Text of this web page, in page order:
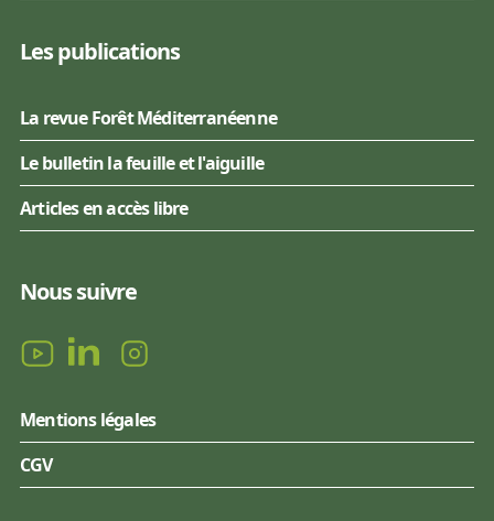
Les publications
La revue Forêt Méditerranéenne
Le bulletin la feuille et l'aiguille
Articles en accès libre
Nous suivre
Mentions légales
CGV